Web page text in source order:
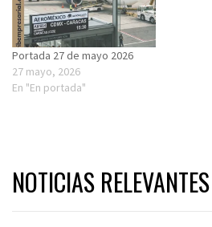
Portada 27 de mayo 2026
27 mayo, 2026
En "En portada"
NOTICIAS RELEVANTES